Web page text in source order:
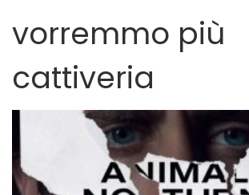
vorremmo più
cattiveria